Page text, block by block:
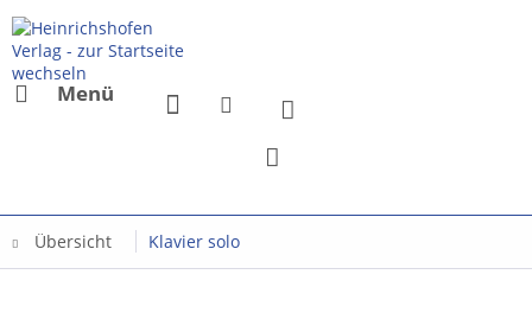
Menü
Übersicht Klavier solo